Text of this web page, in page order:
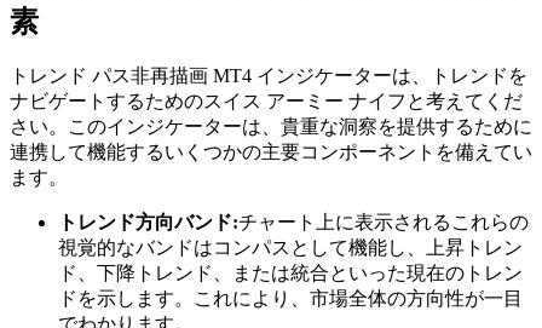
素
トレンド パス非再描画 MT4 インジケーターは、トレンドを
ナビゲートするためのスイス アーミー ナイフと考えてくだ
さい。このインジケーターは、貴重な洞察を提供するために
連携して機能するいくつかの主要コンポーネントを備えてい
ます。
トレンド方向バンド:チャート上に表示されるこれらの
視覚的なバンドはコンパスとして機能し、上昇トレン
ド、下降トレンド、または統合といった現在のトレン
ドを示します。これにより、市場全体の方向性が一目